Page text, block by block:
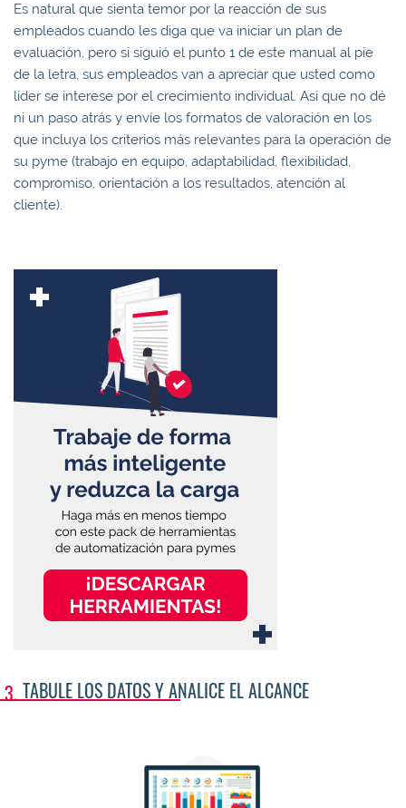
Es natural que sienta temor por la reacción de sus
empleados cuando les diga que va iniciar un plan de
evaluación, pero si siguió el punto 1 de este manual al pie
de la letra, sus empleados van a apreciar que usted como
líder se interese por el crecimiento individual. Así que no dé
ni un paso atrás y envíe los formatos de valoración en los
que incluya los criterios más relevantes para la operación de
su pyme (trabajo en equipo, adaptabilidad, flexibilidad,
compromiso, orientación a los resultados, atención al
cliente).
TABULE LOS DATOS Y ANALICE EL ALCANCE